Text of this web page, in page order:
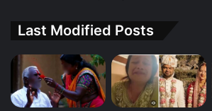
Last Modified Posts